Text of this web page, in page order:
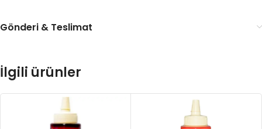
Gönderi & Teslimat
İlgili ürünler